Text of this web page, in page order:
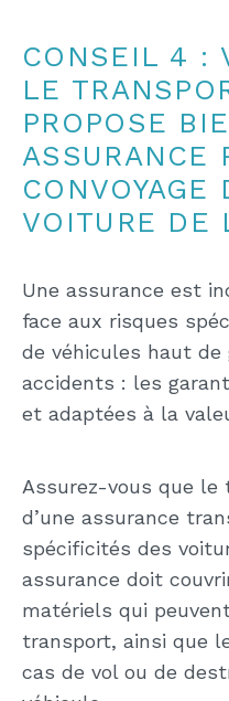
CONSEIL 4 :
LE
PROPOSE
ASSURANCE
CONVOYAGE
VOITURE DE
Une assurance est
face aux risques
de véhicules haut de
accidents : les
et adaptées à la
Assurez-vous que le
d’une assurance
spécificités des
assurance doit
matériels qui
transport, ainsi que
cas de vol ou de